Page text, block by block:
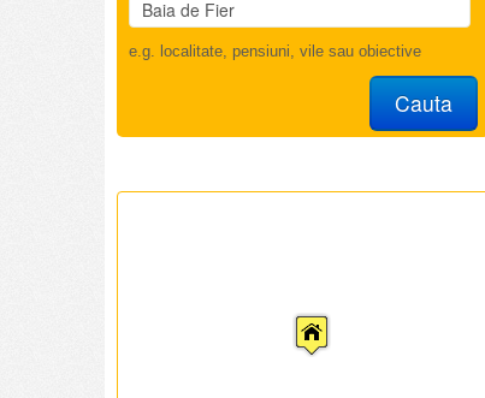
e.g. localitate, pensiuni, vile sau obiective
Cauta